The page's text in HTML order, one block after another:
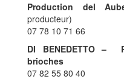
Production del
producteur)
07 78 10 71 66
DI BENEDETTO –
brioches
07 82 55 80 40